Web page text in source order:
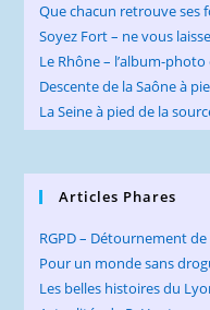
Que chacun retrouve ses
Soyez Fort – ne vous
Le Rhône – l’album-
Descente de la Saône à
La Seine à pied de la
Articles Phares
RGPD – Détournement
Pour un monde sans
Les belles histoires du